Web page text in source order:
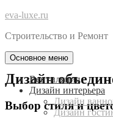
eva-luxe.ru
Строительство и Ремонт
Основное меню
Вентиляция
Дизайн интерьера
Дизайн
Дизайн
Дизайн
Выбор стиля и